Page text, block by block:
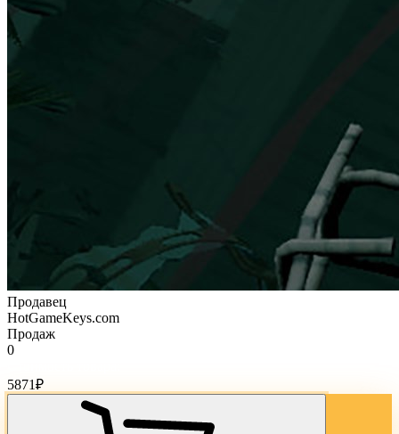
Продавец
HotGameKeys.com
Продаж
0
5871₽